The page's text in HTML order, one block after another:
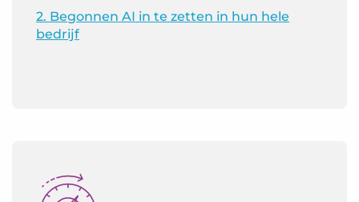
2. Begonnen AI in te zetten in hun hele
bedrijf